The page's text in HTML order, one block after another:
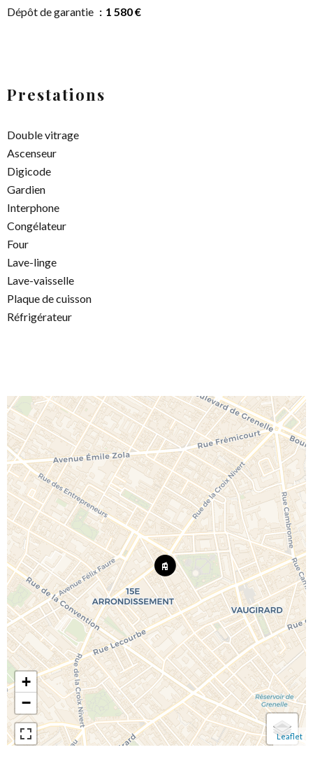
Dépôt de garantie
1 580 €
Prestations
Double vitrage
Ascenseur
Digicode
Gardien
Interphone
Congélateur
Four
Lave-linge
Lave-vaisselle
Plaque de cuisson
Réfrigérateur
+
−
Leaflet